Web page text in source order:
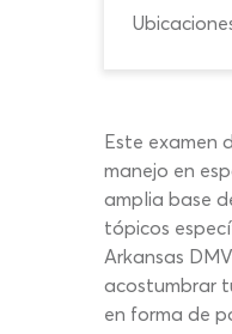
Este examen
manejo en
amplia base
tópicos
Arkansas
acostumbrar
en forma de